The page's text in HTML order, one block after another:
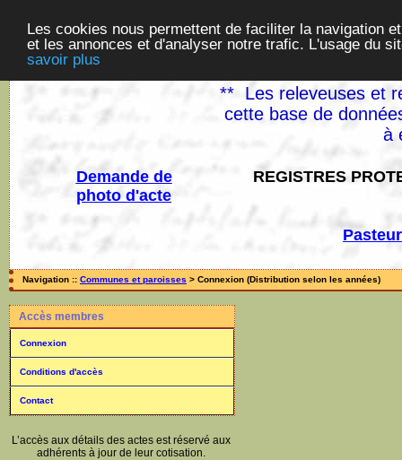
Les cookies nous permettent de faciliter la navigation
et les annonces et d'analyser notre trafic. L'usage du
savoir plus
** Les releveuses et
cette base de
à
Demande de
photo d'acte
REGISTRES
Navigation :: Communes et paroisses > Connexion (Distribution selon les années)
Accès membres
Connexion
Conditions d'accès
Contact
L’accès aux détails des actes est réservé aux
adhérents à jour de leur cotisation.